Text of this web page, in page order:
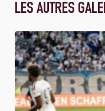
LES AUTRES